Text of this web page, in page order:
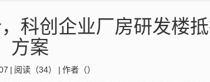
科创企业厂房研发楼
方案
| 阅读（34） | 作者（）